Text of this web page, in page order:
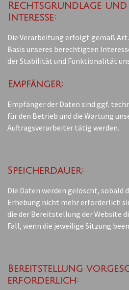
Rechtsgrundlage
Interesse:
Die Verarbeitung erfolgt gemäß Art.
Basis unseres berechtigten
der Stabilität und Funktionalität
Empfänger:
Empfänger der Daten sind ggf.
für den Betrieb und die Wartung
Auftragsverarbeiter tätig werden.
Speicherdauer:
Die Daten werden gelöscht, sobald
Erhebung nicht mehr erforderlich
die der Bereitstellung der Website
Fall, wenn die jeweilige Sitzung
Bereitstellung
erforderlich: